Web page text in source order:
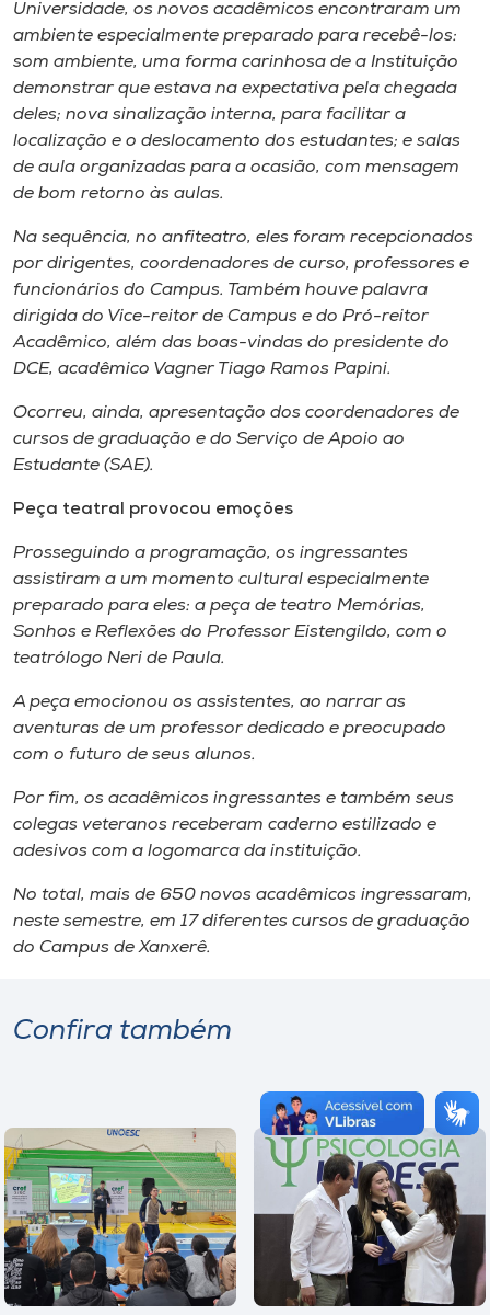
o idioma
A+
A-
Universidade, os novos acadêmicos encontraram um
ambiente especialmente preparado para recebê-los:
som ambiente, uma forma carinhosa de a Instituição
demonstrar que estava na expectativa pela chegada
deles; nova sinalização interna, para facilitar a
localização e o deslocamento dos estudantes; e salas
de aula organizadas para a ocasião, com mensagem
de bom retorno às aulas.
Na sequência, no anfiteatro, eles foram recepcionados
por dirigentes, coordenadores de curso, professores e
funcionários do Campus. Também houve palavra
dirigida do Vice-reitor de Campus e do Pró-reitor
Acadêmico, além das boas-vindas do presidente do
DCE, acadêmico Vagner Tiago Ramos Papini.
Ocorreu, ainda, apresentação dos coordenadores de
cursos de graduação e do Serviço de Apoio ao
Estudante (SAE).
Peça teatral provocou emoções
Prosseguindo a programação, os ingressantes
assistiram a um momento cultural especialmente
preparado para eles: a peça de teatro Memórias,
Sonhos e Reflexões do Professor Eistengildo, com o
teatrólogo Neri de Paula.
A peça emocionou os assistentes, ao narrar as
aventuras de um professor dedicado e preocupado
com o futuro de seus alunos.
Por fim, os acadêmicos ingressantes e também seus
colegas veteranos receberam caderno estilizado e
adesivos com a logomarca da instituição.
No total, mais de 650 novos acadêmicos ingressaram,
neste semestre, em 17 diferentes cursos de graduação
do Campus de Xanxerê.
Confira também